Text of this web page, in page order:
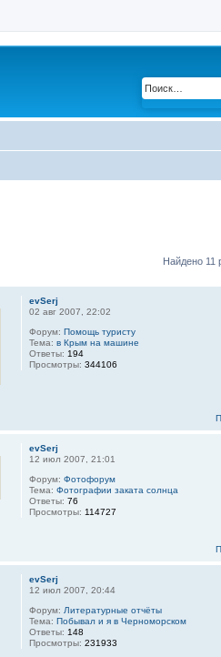
Найдено 11
evSerj
02 авг 2007, 22:02
Форум:Помощь туристу
Тема:в Крым на машине
Ответы: 194
Просмотры:344106
evSerj
12 июл 2007, 21:01
Форум:Фотофорум
Тема:Фотографии заката солнца
Ответы:76
Просмотры: 114727
evSerj
12 июл 2007, 20:44
Форум:Литературные отчёты
Тема: Побывал и я в Черноморском
Ответы:148
Просмотры:231933